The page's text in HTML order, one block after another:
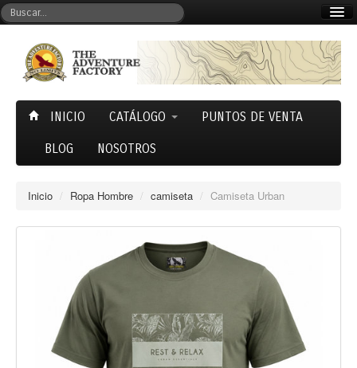
Carrito (0)
INICIO CATÁLOGO PUNTOS DE VENTA
BLOG NOSOTROS
Inicio / Ropa Hombre / camiseta / Camiseta Urban